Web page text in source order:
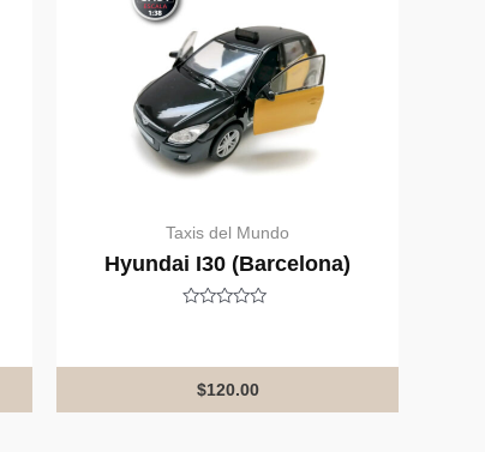
Taxis del Mundo
Hyundai I30 (Barcelona)
of
$120.00